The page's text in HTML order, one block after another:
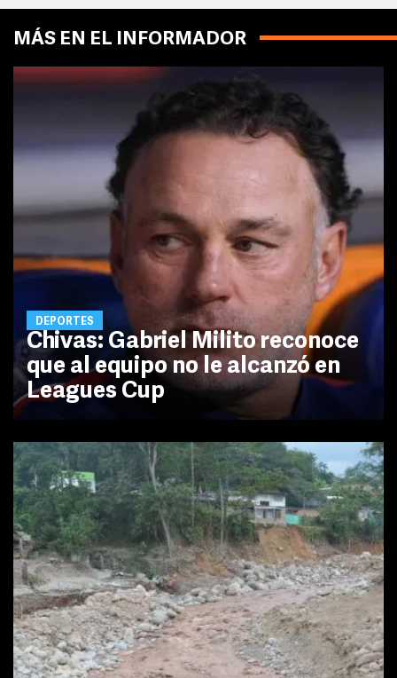
MÁS EN EL INFORMADOR
DEPORTES
Chivas: Gabriel Milito reconoce
que al equipo no le alcanzó en
Leagues Cup